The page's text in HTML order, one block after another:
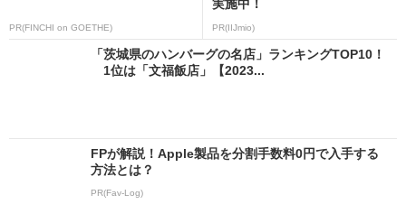
PR(FINCHI on GOETHE)
実施中！
PR(IIJmio)
「茨城県のハンバーグの名店」ランキングTOP10！
1位は「文福飯店」【2023...
FPが解説！Apple製品を分割手数料0円で入手する
方法とは？
PR(Fav-Log)